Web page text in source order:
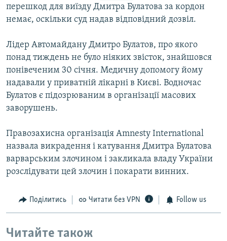
перешкод для виїзду Дмитра Булатова за кордон
немає, оскільки суд надав відповідний дозвіл.
Лідер Автомайдану Дмитро Булатов, про якого
понад тиждень не було ніяких звісток, знайшовся
понівеченим 30 січня. Медичну допомогу йому
надавали у приватній лікарні в Києві. Водночас
Булатов є підозрюваним в організації масових
заворушень.
Правозахисна організація Amnesty International
назвала викрадення і катування Дмитра Булатова
варварським злочином і закликала владу України
розслідувати цей злочин і покарати винних.
Поділитись Читати без VPN Follow us
Читайте також